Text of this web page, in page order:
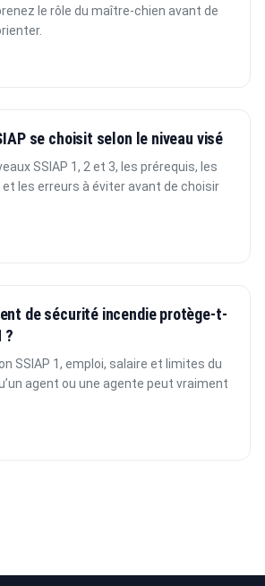
le rôle du maître-chien avant de
se choisit selon le niveau visé
SSIAP 1, 2 et 3, les prérequis, les
les erreurs à éviter avant de choisir
de sécurité incendie protège-t-
?
SSIAP 1, emploi, salaire et limites du
agent ou une agente peut vraiment